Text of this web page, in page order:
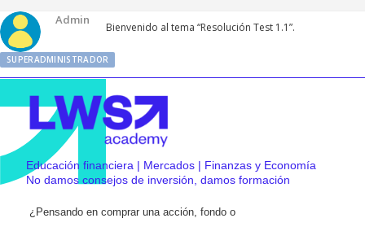
Admin
SUPERADMINISTRADOR
Bienvenido al tema “Resolución Test 1.1”.
Educación financiera | Mercados | Finanzas y Economía
No damos consejos de inversión, damos formación
¿Pensando en comprar una acción, fondo o